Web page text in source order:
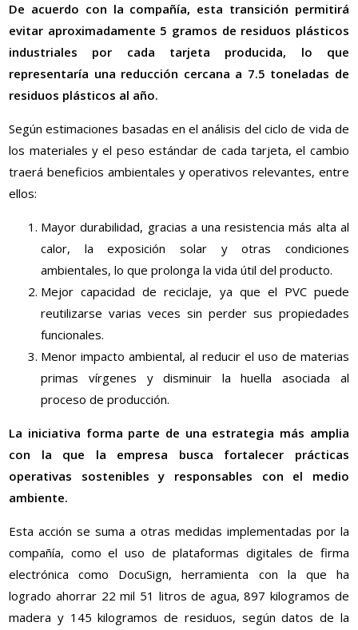
De acuerdo con la compañía, esta transición permitirá
evitar aproximadamente 5 gramos de residuos plásticos
industriales por cada tarjeta producida, lo que
representaría una reducción cercana a 7.5 toneladas de
residuos plásticos al año.
Según estimaciones basadas en el análisis del ciclo de vida de
los materiales y el peso estándar de cada tarjeta, el cambio
traerá beneficios ambientales y operativos relevantes, entre
ellos:
Mayor durabilidad, gracias a una resistencia más alta al
calor, la exposición solar y otras condiciones
ambientales, lo que prolonga la vida útil del producto.
Mejor capacidad de reciclaje, ya que el PVC puede
reutilizarse varias veces sin perder sus propiedades
funcionales.
Menor impacto ambiental, al reducir el uso de materias
primas vírgenes y disminuir la huella asociada al
proceso de producción.
La iniciativa forma parte de una estrategia más amplia
con la que la empresa busca fortalecer prácticas
operativas sostenibles y responsables con el medio
ambiente.
Esta acción se suma a otras medidas implementadas por la
compañía, como el uso de plataformas digitales de firma
electrónica como DocuSign, herramienta con la que ha
logrado ahorrar 22 mil 51 litros de agua, 897 kilogramos de
madera y 145 kilogramos de residuos, según datos de la